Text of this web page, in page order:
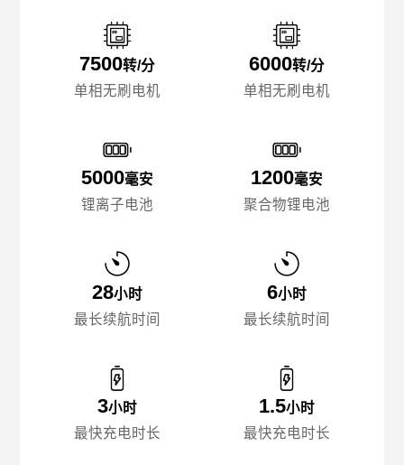
7500转/分
单相无刷电机
5000毫安
锂离子电池
28小时
最长续航时间
3小时
最快充电时长
6000转/分
单相无刷电机
1200毫安
聚合物锂电池
6小时
最长续航时间
1.5小时
最快充电时长